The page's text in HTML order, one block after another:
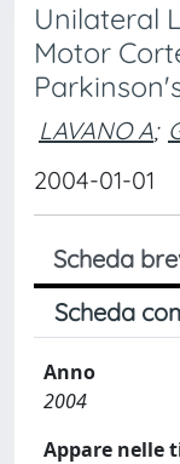
Unilateral
Motor
LAVANO A;
2004-01-01
Scheda
Scheda
Anno
2004
Appare nelle